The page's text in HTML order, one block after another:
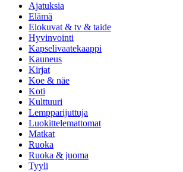
Ajatuksia
Elämä
Elokuvat & tv & taide
Hyvinvointi
Kapselivaatekaappi
Kauneus
Kirjat
Koe & näe
Koti
Kulttuuri
Lempparijuttuja
Luokittelemattomat
Matkat
Ruoka
Ruoka & juoma
Tyyli